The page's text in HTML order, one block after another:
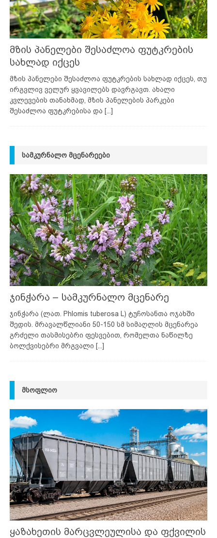
მზის პანელები შესაძლოა ფუტკრების
სახლად იქცეს
მზის პანელები შესაძლოა ფუტკრების სახლად იქცეს, თუ
ირგვლივ ველურ ყვავილებს დავრგავთ. ახალი
კვლევების თანახმად, მზის პანელების პარკები
შესაძლოა ფუტკრებისა და [...]
ᲡᲐᲛᲙᲣᲠᲜᲐᲚᲝ ᲛᲪᲔᲜᲐᲠᲔᲔᲑᲘ
ჯინჭარა – სამკურნალო მცენარე
ჯინჭარა (ლათ. Phlomis tuberosa L) ტუჩოსანთა ოჯახში
შედის. მრავალწლიანი 50-150 სმ სიმაღლის მცენარეა
გრძელი თასმისებრი ფესვებით, რომელთა ნაწილზე
ბოლქვისებრი მრგვალი [...]
ᲛᲡᲝᲤᲚᲘᲝ
ყაზახეთის მარცვლეულისა და ფქვილის